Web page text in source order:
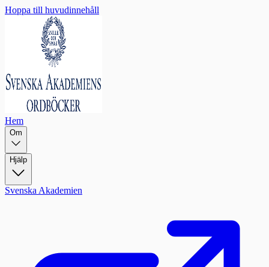
Hoppa till huvudinnehåll
Hem
Om
Hjälp
Svenska Akademien